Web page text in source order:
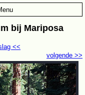
bij Mariposa
volgende >>
<<